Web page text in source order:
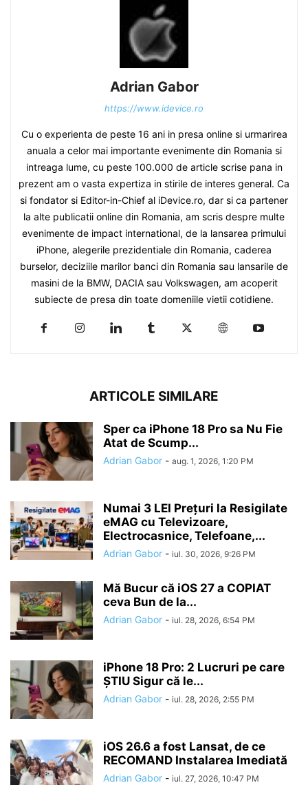
Adrian Gabor
https://www.idevice.ro
Cu o experienta de peste 16 ani in presa online si urmarirea
anuala a celor mai importante evenimente din Romania si
intreaga lume, cu peste 100.000 de article scrise pana in
prezent am o vasta expertiza in stirile de interes general. Ca
si fondator si Editor-in-Chief al iDevice.ro, dar si ca partener
la alte publicatii online din Romania, am scris despre multe
evenimente de impact international, de la lansarea primului
iPhone, alegerile prezidentiale din Romania, caderea
burselor, deciziile marilor banci din Romania sau lansarile de
masini de la BMW, DACIA sau Volkswagen, am acoperit
subiecte de presa din toate domeniile vietii cotidiene.
ARTICOLE SIMILARE
Sper ca iPhone 18 Pro sa Nu Fie
Atat de Scump...
Adrian Gabor - aug. 1, 2026, 1:20 PM
Numai 3 LEI Prețuri la Resigilate
eMAG cu Televizoare,
Electrocasnice, Telefoane,...
Adrian Gabor - iul. 30, 2026, 9:26 PM
Mă Bucur că iOS 27 a COPIAT
ceva Bun de la...
Adrian Gabor - iul. 28, 2026, 6:54 PM
iPhone 18 Pro: 2 Lucruri pe care
ȘTIU Sigur că le...
Adrian Gabor - iul. 28, 2026, 2:55 PM
iOS 26.6 a fost Lansat, de ce
RECOMAND Instalarea Imediată
Adrian Gabor - iul. 27, 2026, 10:47 PM